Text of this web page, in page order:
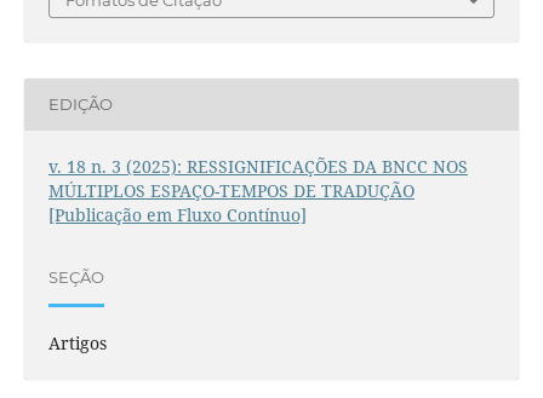
EDIÇÃO
v. 18 n. 3 (2025): RESSIGNIFICAÇÕES DA BNCC NOS
MÚLTIPLOS ESPAÇO-TEMPOS DE TRADUÇÃO
[Publicação em Fluxo Contínuo]
SEÇÃO
Artigos